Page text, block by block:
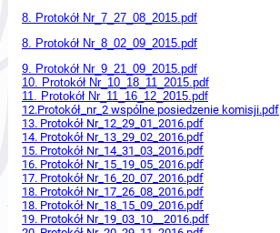
8. Protokół Nr_7_27_08_2015.pdf
8. Protokół Nr_8_02_09_2015.pdf
9. Protokół Nr_9_21_09_2015.pdf
10. Protokół Nr_10_18_11_2015.pdf
11. Protokół Nr_11_16_12_2015.pdf
12.Protokół_nr_2 wspólne posiedzenie komisji.pdf
13. Protokół Nr_12_29_01_2016.pdf
14. Protokół Nr_13_29_02_2016.pdf
15. Protokół Nr_14_31_03_2016.pdf
16. Protokół Nr_15_19_05_2016.pdf
17. Protokół Nr_16_20_07_2016.pdf
18. Protokół Nr_17_26_08_2016.pdf
18. Protokół Nr_18_15_09_2016.pdf
19. Protokół Nr_19_03_10__2016.pdf